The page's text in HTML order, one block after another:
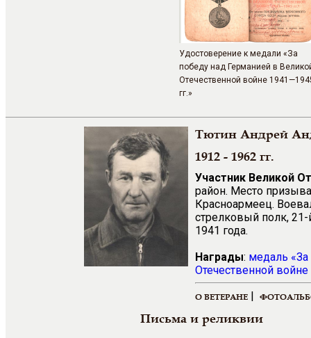
Удостоверение к медали «За
победу над Германией в
Отечественной войне
гг.»
Тютин Андрей
1912 - 1962 гг.
Участник Великой
район. Место
Красноармеец.
стрелковый полк, 21-
1941 года.
Награды: медаль «За
Отечественной войне
О ВЕТЕРАНЕ |
Письма и реликвии